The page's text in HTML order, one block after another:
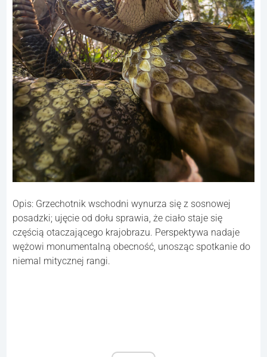
Opis: Grzechotnik wschodni wynurza się z sosnowej
posadzki; ujęcie od dołu sprawia, że ciało staje się
częścią otaczającego krajobrazu. Perspektywa nadaje
wężowi monumentalną obecność, unosząc spotkanie do
niemal mitycznej rangi.